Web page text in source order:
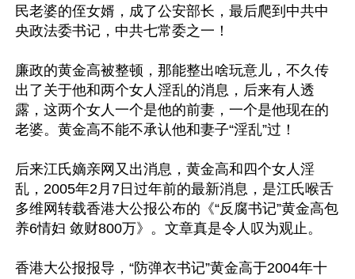
民老婆的侄女婿，成了公安部长，最后爬到中共中
央政法委书记，中共七常委之一！
廉政的黄金高被整顿，那能整出啥玩意儿，不久传
出了关于他和两个女人淫乱的消息，后来有人透
露，这两个女人一个是他的前妻，一个是他现在的
老婆。黄金高不能不承认他和妻子“淫乱”过！
后来江氏嫡亲网又出消息，黄金高和四个女人淫
乱，2005年2月7日过年前的最新消息，是江氏喉舌
多维网转载香港大公报公布的《“反腐书记”黄金高包
养6情妇 敛财800万》。文章真是令人叹为观止。
香港大公报报导，“防弹衣书记”黄金高于2004年十